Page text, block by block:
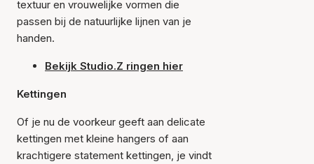
textuur en vrouwelijke vormen die
passen bij de natuurlijke lijnen van je
handen.
Bekijk Studio.Z ringen hier
Kettingen
Of je nu de voorkeur geeft aan delicate
kettingen met kleine hangers of aan
krachtigere statement kettingen, je vindt